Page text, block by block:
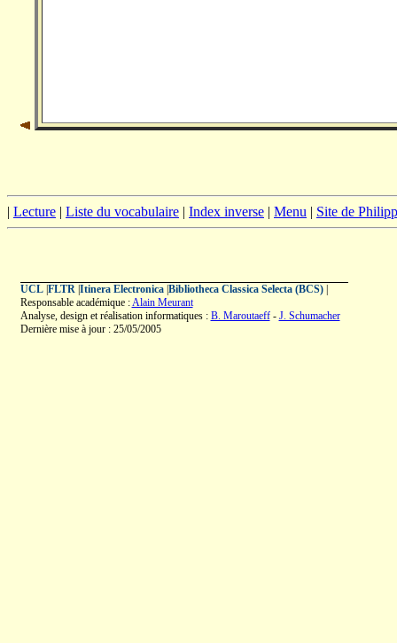
| Lecture | Liste du vocabulaire | Index inverse | Menu | Site de
UCL| FLTR| Itinera Electronica| Bibliotheca Classica Selecta (BCS)|
Responsable académique :Alain Meurant
Analyse, design et réalisation informatiques : B. Maroutaeff- J. Schumacher
Dernière mise à jour : 25/05/2005